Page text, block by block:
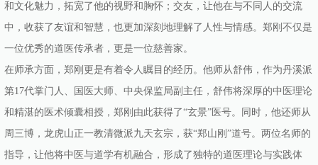
和文化魅力，拓宽了他的视野和胸怀；交友，让他在与不同人的交流
中，收获了友谊和智慧，也更加深刻地理解了人性与情感。郑刚不仅是
一位优秀的道医传承者，更是一位慈善家。
在师承方面，郑刚更是有着令人瞩目的经历。他师从舒伟，作为丹溪派
第17代掌门人、国医大师、中央保监局副主任，舒伟将深厚的中医理论
和精湛的医术倾囊相授，郑刚由此获得了“玄景”医号。同时，他还师从
周三博，龙虎山正一教清微派九天玄宗，获“郑山刚”道号。两位名师的
指导，让他将中医与道学有机融合，形成了独特的道医理论与实践体